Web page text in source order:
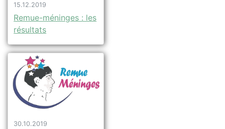
15.12.2019
Remue-méninges : les
résultats
30.10.2019